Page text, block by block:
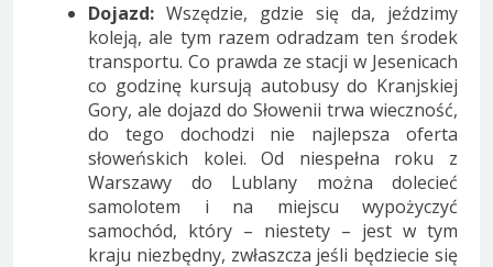
Dojazd: Wszędzie, gdzie się da, jeździmy
koleją, ale tym razem odradzam ten środek
transportu. Co prawda ze stacji w Jesenicach
co godzinę kursują autobusy do Kranjskiej
Gory, ale dojazd do Słowenii trwa wieczność,
do tego dochodzi nie najlepsza oferta
słoweńskich kolei. Od niespełna roku z
Warszawy do Lublany można dolecieć
samolotem i na miejscu wypożyczyć
samochód, który – niestety – jest w tym
kraju niezbędny, zwłaszcza jeśli będziecie się